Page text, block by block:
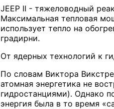
JEEP II - тяжеловодный
Максимальная тепловая
использует тепло на
градирни.
От ядерных технологий к
По словам Виктора
атомная энергетика не
гидростанциями). Однако
энергия была в то время